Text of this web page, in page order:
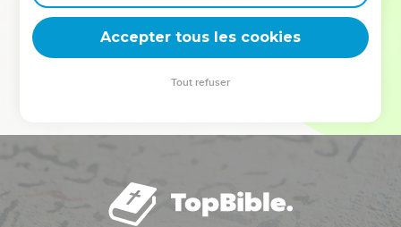
deviennent vos tremplins. Que vous guidiez un ministère, une
équipe, un groupe ou une famille, leur expérience est faite
Accepter tous les cookies
Tout refuser